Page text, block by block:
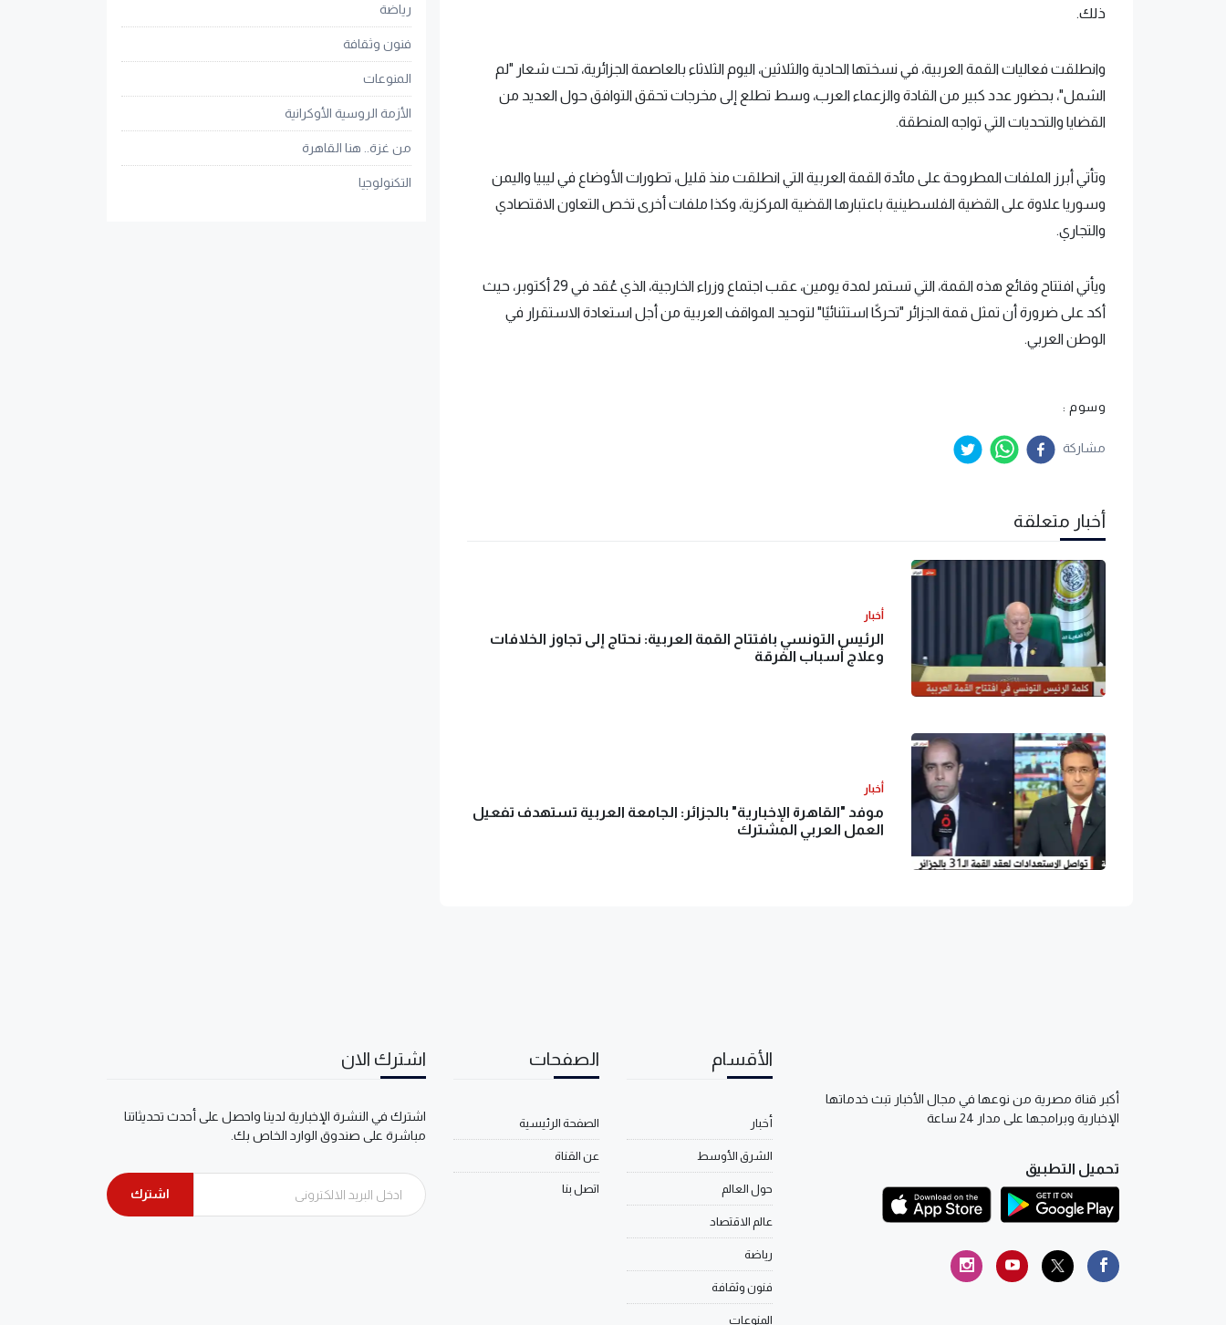
ذلك.
وانطلقت فعاليات القمة العربية، في نسختها الحادية والثلاثين، اليوم الثلاثاء بالعاصمة الجزائرية، تحت شعار "لم
الشمل"، بحضور عدد كبير من القادة والزعماء العرب، وسط تطلع إلى مخرجات تحقق التوافق حول العديد من
القضايا والتحديات التي تواجه المنطقة.
وتأتي أبرز الملفات المطروحة على مائدة القمة العربية التي انطلقت منذ قليل، تطورات الأوضاع في ليبيا واليمن
وسوريا علاوة على القضية الفلسطينية باعتبارها القضية المركزية، وكذا ملفات أخرى تخص التعاون الاقتصادي
والتجاري.
ويأتي افتتاح وقائع هذه القمة، التي تستمر لمدة يومين، عقب اجتماع وزراء الخارجية، الذي عُقد في 29 أكتوبر، حيث
أكد على ضرورة أن تمثل قمة الجزائر "تحركًا استثنائيًا" لتوحيد المواقف العربية من أجل استعادة الاستقرار في
الوطن العربي.
وسوم :
مشاركة
أخبار متعلقة
أخبار
الرئيس التونسي بافتتاح القمة العربية: نحتاج إلى تجاوز الخلافات
وعلاج أسباب الفرقة
أخبار
موفد "القاهرة الإخبارية" بالجزائر: الجامعة العربية تستهدف تفعيل
العمل العربي المشترك
رياضة
فنون وثقافة
المنوعات
الأزمة الروسية الأوكرانية
من غزة.. هنا القاهرة
التكنولوجيا
أكبر قناة مصرية من نوعها في مجال الأخبار تبث خدماتها
الإخبارية وبرامجها على مدار 24 ساعة
تحميل التطبيق
الأقسام
أخبار
الشرق الأوسط
حول العالم
عالم الاقتصاد
رياضة
فنون وثقافة
المنوعات
الصفحات
الصفحة الرئيسية
عن القناة
اتصل بنا
اشترك الان
اشترك في النشرة الإخبارية لدينا واحصل على أحدث تحديثاتنا
مباشرة على صندوق الوارد الخاص بك.
اشترك